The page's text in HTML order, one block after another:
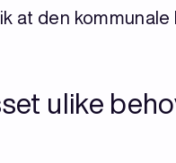
at den
ulike